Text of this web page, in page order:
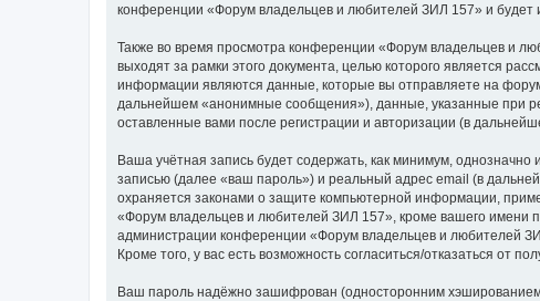
конференции «Форум владельцев и любителей ЗИЛ 157» и
Также во время просмотра конференции «Форум владельцев и
выходят за рамки этого документа, целью которого является
информации являются данные, которые вы отправляете на
дальнейшем «анонимные сообщения»), данные, указанные при
оставленные вами после регистрации и авторизации (в
Ваша учётная запись будет содержать, как минимум,
записью (далее «ваш пароль») и реальный адрес email (в
охраняется законами о защите компьютерной информации,
«Форум владельцев и любителей ЗИЛ 157», кроме вашего имени
администрации конференции «Форум владельцев и любителей
Кроме того, у вас есть возможность согласиться/отказаться от
Ваш пароль надёжно зашифрован (односторонним